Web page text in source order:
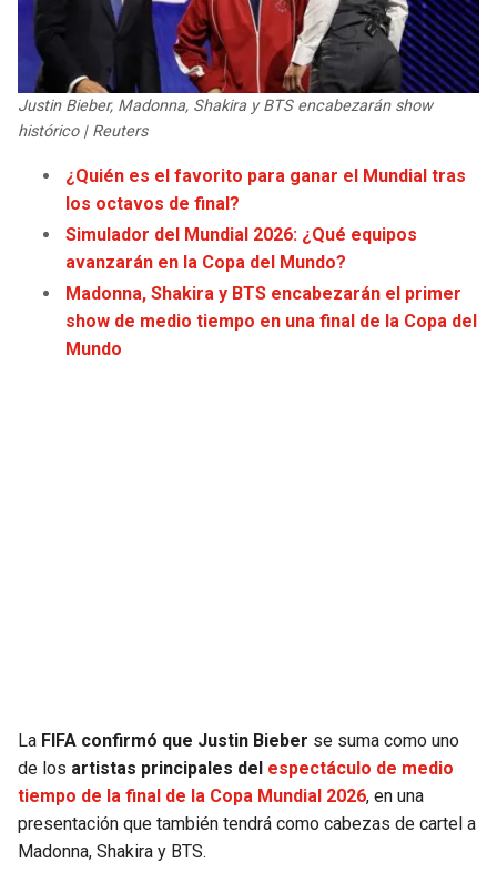
JAGUARS
TITANS
COWBOYS
GIANTS
EAGLES
LIONS
PACKERS
VIKINGS
WIZARDS
WARRIORS
CLIPPERS
LAKERS
SUNS
NUGGETS
TIMBERWOLVES
THUNDER
Justin Bieber, Madonna, Shakira y BTS encabezarán show
histórico | Reuters
¿Quién es el favorito para ganar el Mundial tras
los octavos de final?
Simulador del Mundial 2026: ¿Qué equipos
avanzarán en la Copa del Mundo?
Madonna, Shakira y BTS encabezarán el primer
show de medio tiempo en una final de la Copa del
Mundo
La FIFA confirmó que Justin Bieber se suma como uno
de los artistas principales del espectáculo de medio
tiempo de la final de la Copa Mundial 2026, en una
presentación que también tendrá como cabezas de cartel a
Madonna, Shakira y BTS.